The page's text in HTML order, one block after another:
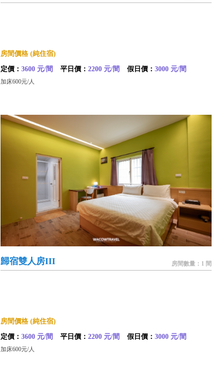
房間價格 (純住宿)
定價： 3600 元/間 平日價： 2200 元/間 假日價： 3000 元/間
加床600元/人
歸宿雙人房III 房間數量：1 間
房間價格 (純住宿)
定價： 3600 元/間 平日價： 2200 元/間 假日價： 3000 元/間
加床600元/人